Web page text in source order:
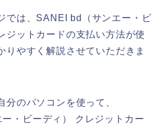
では、SANEI bd（サンエー・ビ
ジットカードの支払い方法が使
りやすく解説させていただきま
分のパソコンを使って、
ー・ビーディ） クレジットカー